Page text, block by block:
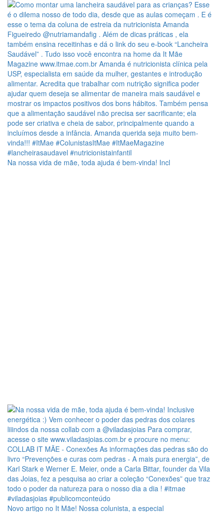
Na nossa vida de mãe, toda ajuda é bem-vinda! Incl
Novo artigo no It Mãe! Nossa colunista, a especial